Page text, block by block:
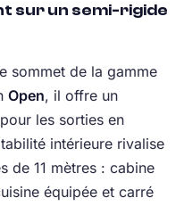
sur un semi-rigide
sommet de la gamme
Open, il offre un
les sorties en
intérieure rivalise
de 11 mètres : cabine
équipée et carré